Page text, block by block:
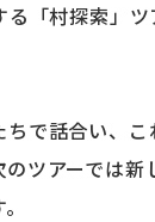
「村探索」
で話合い、こ
ツアーでは新